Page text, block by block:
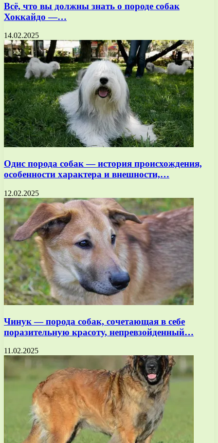
Всё, что вы должны знать о породе собак
Хоккайдо —…
14.02.2025
Одис порода собак — история происхождения,
особенности характера и внешности,…
12.02.2025
Чинук — порода собак, сочетающая в себе
поразительную красоту, непревзойденный…
11.02.2025